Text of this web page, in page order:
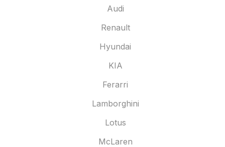
Audi
Renault
Hyundai
KIA
Ferarri
Lamborghini
Lotus
McLaren